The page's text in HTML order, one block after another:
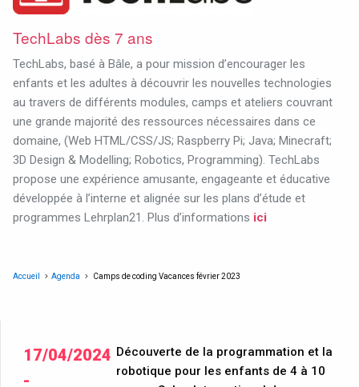
TechLabs dès 7 ans
TechLabs, basé à Bâle, a pour mission d’encourager les
enfants et les adultes à découvrir les nouvelles technologies
au travers de différents modules, camps et ateliers couvrant
une grande majorité des ressources nécessaires dans ce
domaine, (Web HTML/CSS/JS; Raspberry Pi; Java; Minecraft;
3D Design & Modelling; Robotics, Programming). TechLabs
propose une expérience amusante, engageante et éducative
développée à l’interne et alignée sur les plans d’étude et
programmes Lehrplan21. Plus d’informations ici
Accueil Agenda Camps de coding Vacances février 2023
17/04/2024
-
Découverte de la programmation et la
robotique pour les enfants de 4 à 10